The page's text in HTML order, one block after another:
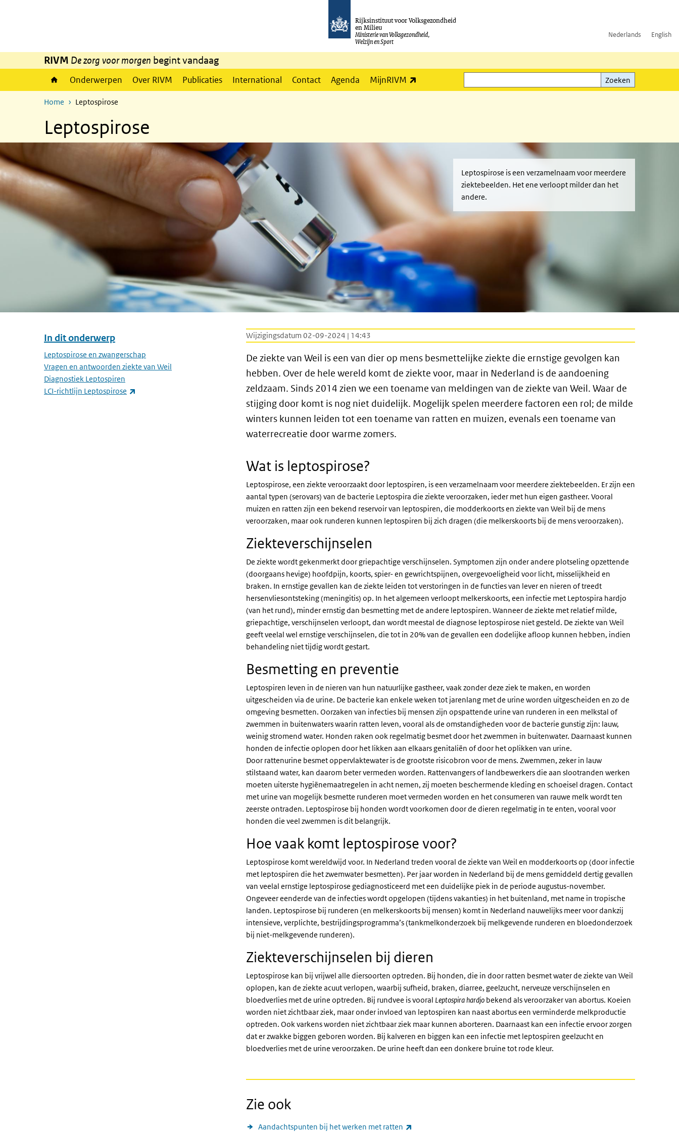
Rijksinstituut voor Volksgezondheid
en Milieu
Ministerie van Volksgezondheid,
Welzijn en Sport
Nederlands English
RIVM De zorg voor morgen begint vandaag
Onderwerpen Over RIVM Publicaties International Contact Agenda MijnRIVM
Zoeken
Zoeken
Home Leptospirose
Leptospirose
Leptospirose is een verzamelnaam voor meerdere
ziektebeelden. Het ene verloopt milder dan het
andere.
Overslaan menu In dit onderwerp
In dit onderwerp
Leptospirose en zwangerschap
Vragen en antwoorden ziekte van Weil
Diagnostiek Leptospiren
LCI-richtlijn Leptospirose
Wijzigingsdatum 02-09-2024 | 14:43
De ziekte van Weil is een van dier op mens besmettelijke ziekte die ernstige gevolgen kan
hebben. Over de hele wereld komt de ziekte voor, maar in Nederland is de aandoening
zeldzaam. Sinds 2014 zien we een toename van meldingen van de ziekte van Weil. Waar de
stijging door komt is nog niet duidelijk. Mogelijk spelen meerdere factoren een rol; de milde
winters kunnen leiden tot een toename van ratten en muizen, evenals een toename van
waterrecreatie door warme zomers.
Wat is leptospirose?
Leptospirose, een ziekte veroorzaakt door leptospiren, is een verzamelnaam voor meerdere ziektebeelden. Er zijn een
aantal typen (serovars) van de bacterie Leptospira die ziekte veroorzaken, ieder met hun eigen gastheer. Vooral
muizen en ratten zijn een bekend reservoir van leptospiren, die modderkoorts en ziekte van Weil bij de mens
veroorzaken, maar ook runderen kunnen leptospiren bij zich dragen (die melkerskoorts bij de mens veroorzaken).
Ziekteverschijnselen
De ziekte wordt gekenmerkt door griepachtige verschijnselen. Symptomen zijn onder andere plotseling opzettende
(doorgaans hevige) hoofdpijn, koorts, spier- en gewrichtspijnen, overgevoeligheid voor licht, misselijkheid en
braken. In ernstige gevallen kan de ziekte leiden tot verstoringen in de functies van lever en nieren of treedt
hersenvliesontsteking (meningitis) op. In het algemeen verloopt melkerskoorts, een infectie met Leptospira hardjo
(van het rund), minder ernstig dan besmetting met de andere leptospiren. Wanneer de ziekte met relatief milde,
griepachtige, verschijnselen verloopt, dan wordt meestal de diagnose leptospirose niet gesteld. De ziekte van Weil
geeft veelal wel ernstige verschijnselen, die tot in 20% van de gevallen een dodelijke afloop kunnen hebben, indien
behandeling niet tijdig wordt gestart.
Besmetting en preventie
Leptospiren leven in de nieren van hun natuurlijke gastheer, vaak zonder deze ziek te maken, en worden
uitgescheiden via de urine. De bacterie kan enkele weken tot jarenlang met de urine worden uitgescheiden en zo de
omgeving besmetten. Oorzaken van infecties bij mensen zijn opspattende urine van runderen in een melkstal of
zwemmen in buitenwaters waarin ratten leven, vooral als de omstandigheden voor de bacterie gunstig zijn: lauw,
weinig stromend water. Honden raken ook regelmatig besmet door het zwemmen in buitenwater. Daarnaast kunnen
honden de infectie oplopen door het likken aan elkaars genitaliën of door het oplikken van urine.
Door rattenurine besmet oppervlaktewater is de grootste risicobron voor de mens. Zwemmen, zeker in lauw
stilstaand water, kan daarom beter vermeden worden. Rattenvangers of landbewerkers die aan slootranden werken
moeten uiterste hygiënemaatregelen in acht nemen, zij moeten beschermende kleding en schoeisel dragen. Contact
met urine van mogelijk besmette runderen moet vermeden worden en het consumeren van rauwe melk wordt ten
zeerste ontraden. Leptospirose bij honden wordt voorkomen door de dieren regelmatig in te enten, vooral voor
honden die veel zwemmen is dit belangrijk.
Hoe vaak komt leptospirose voor?
Leptospirose komt wereldwijd voor. In Nederland treden vooral de ziekte van Weil en modderkoorts op (door infectie
met leptospiren die het zwemwater besmetten). Per jaar worden in Nederland bij de mens gemiddeld dertig gevallen
van veelal ernstige leptospirose gediagnosticeerd met een duidelijke piek in de periode augustus-november.
Ongeveer eenderde van de infecties wordt opgelopen (tijdens vakanties) in het buitenland, met name in tropische
landen. Leptospirose bij runderen (en melkerskoorts bij mensen) komt in Nederland nauwelijks meer voor dankzij
intensieve, verplichte, bestrijdingsprogramma’s (tankmelkonderzoek bij melkgevende runderen en bloedonderzoek
bij niet-melkgevende runderen).
Ziekteverschijnselen bij dieren
Leptospirose kan bij vrijwel alle diersoorten optreden. Bij honden, die in door ratten besmet water de ziekte van Weil
oplopen, kan de ziekte acuut verlopen, waarbij sufheid, braken, diarree, geelzucht, nerveuze verschijnselen en
bloedverlies met de urine optreden. Bij rundvee is vooral Leptospira hardjo bekend als veroorzaker van abortus. Koeien
worden niet zichtbaar ziek, maar onder invloed van leptospiren kan naast abortus een verminderde melkproductie
optreden. Ook varkens worden niet zichtbaar ziek maar kunnen aborteren. Daarnaast kan een infectie ervoor zorgen
dat er zwakke biggen geboren worden. Bij kalveren en biggen kan een infectie met leptospiren geelzucht en
bloedverlies met de urine veroorzaken. De urine heeft dan een donkere bruine tot rode kleur.
Zie ook
Aandachtspunten bij het werken met ratten